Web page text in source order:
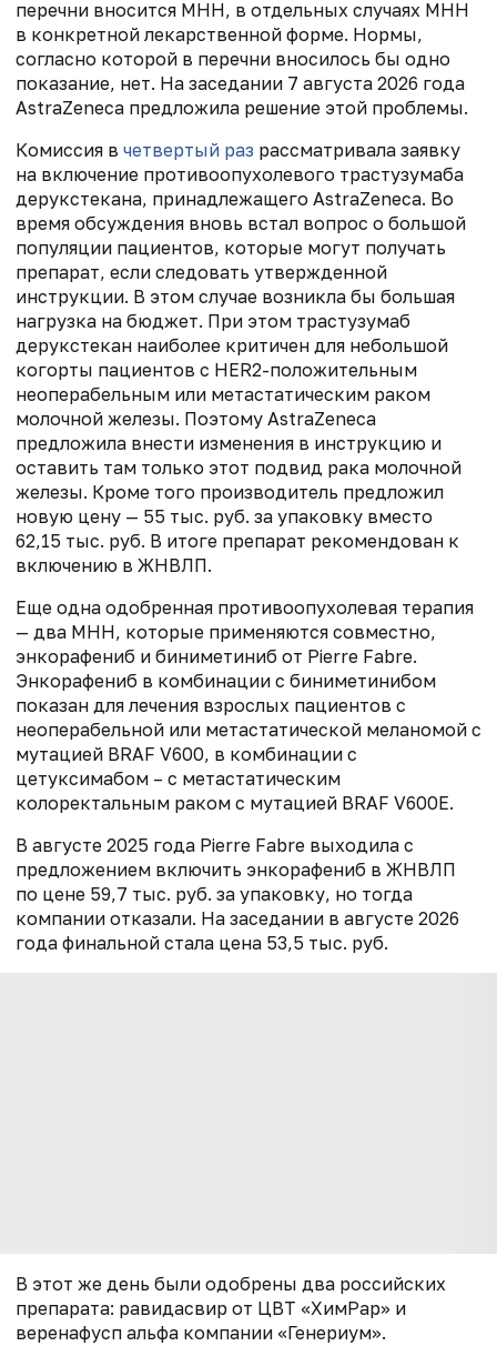
перечни вносится МНН, в отдельных случаях МНН
в конкретной лекарственной форме. Нормы,
согласно которой в перечни вносилось бы одно
показание, нет. На заседании 7 августа 2026 года
AstraZeneca предложила решение этой проблемы.
Комиссия в четвертый раз рассматривала заявку
на включение противоопухолевого трастузумаба
дерукстекана, принадлежащего AstraZeneca. Во
время обсуждения вновь встал вопрос о большой
популяции пациентов, которые могут получать
препарат, если следовать утвержденной
инструкции. В этом случае возникла бы большая
нагрузка на бюджет. При этом трастузумаб
дерукстекан наиболее критичен для небольшой
когорты пациентов с HER2-положительным
неоперабельным или метастатическим раком
молочной железы. Поэтому AstraZeneca
предложила внести изменения в инструкцию и
оставить там только этот подвид рака молочной
железы. Кроме того производитель предложил
новую цену — 55 тыс. руб. за упаковку вместо
62,15 тыс. руб. В итоге препарат рекомендован к
включению в ЖНВЛП.
Еще одна одобренная противоопухолевая терапия
— два МНН, которые применяются совместно,
энкорафениб и биниметиниб от Pierre Fabre.
Энкорафениб в комбинации с биниметинибом
показан для лечения взрослых пациентов с
неоперабельной или метастатической меланомой с
мутацией BRAF V600, в комбинации с
цетуксимабом – с метастатическим
колоректальным раком с мутацией BRAF V600E.
В августе 2025 года Pierre Fabre выходила с
предложением включить энкорафениб в ЖНВЛП
по цене 59,7 тыс. руб. за упаковку, но тогда
компании отказали. На заседании в августе 2026
года финальной стала цена 53,5 тыс. руб.
В этот же день были одобрены два российских
препарата: равидасвир от ЦВТ «ХимРар» и
веренафусп альфа компании «Генериум».